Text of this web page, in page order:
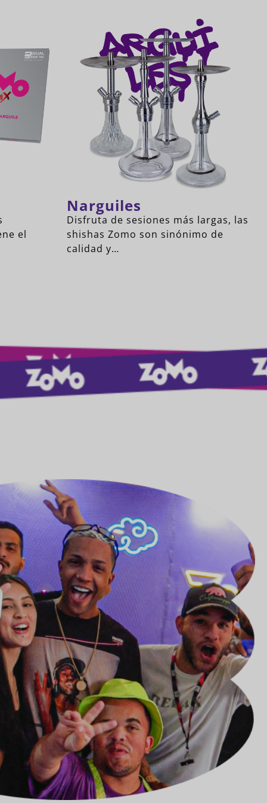
el
Narguiles
Disfruta de sesiones más largas, las
shishas Zomo son sinónimo de
calidad y…